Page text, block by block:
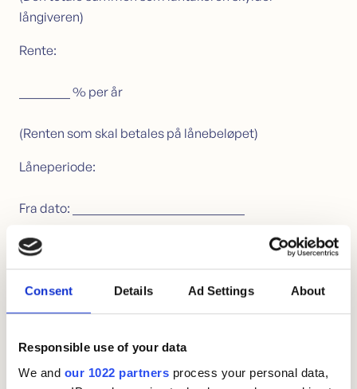
Consent Details Ad Settings About
Responsible use of your data
We and our 1022 partners process your personal data,
långiveren)
Rente:
________ % per år
(Renten som skal betales på lånebeløpet)
Låneperiode:
Fra dato: ___________________________
Til dato: ___________________________
Betalingsplan:
følgende plan)
Signaturer: